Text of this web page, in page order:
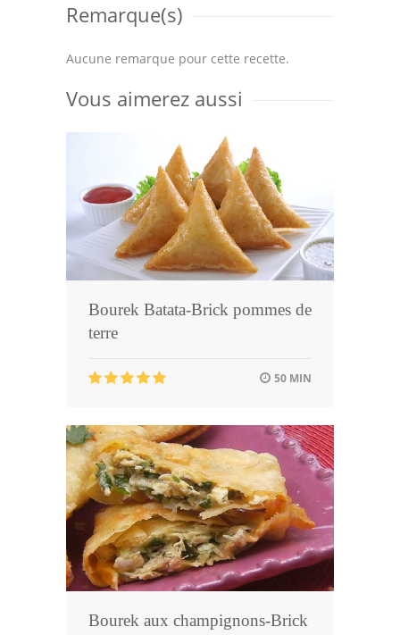
Remarque(s)
Aucune remarque pour cette recette.
Vous aimerez aussi
Bourek Batata-Brick pommes de
terre
50 MIN
Bourek aux champignons-Brick